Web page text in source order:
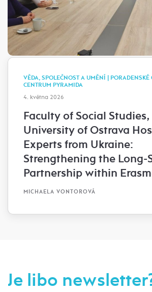
VĚDA, SPOLEČNOST A UMĚNÍ | PORADENSKÉ
CENTRUM PYRAMIDA
4. května 2026
Faculty of Social Studies,
University of Ostrava
Experts from Ukraine:
Strengthening the Long-
Partnership within
MICHAELA VONTOROVÁ
Je libo